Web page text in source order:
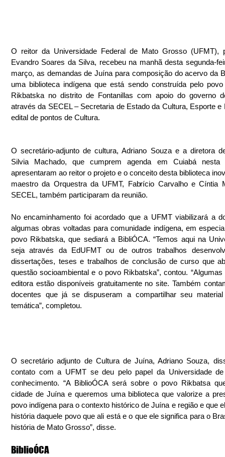
O reitor da Universidade Federal de Mato Grosso (UFMT),
Evandro Soares da Silva, recebeu na manhã desta segunda-
março, as demandas de Juína para composição do acervo da
uma biblioteca indígena que está sendo construída pelo povo
Rikbatska no distrito de Fontanillas com apoio do governo
através da SECEL – Secretaria de Estado da Cultura, Esporte e
edital de pontos de Cultura.
O secretário-adjunto de cultura, Adriano Souza e a diretora
Silvia Machado, que cumprem agenda em Cuiabá nesta
apresentaram ao reitor o projeto e o conceito desta biblioteca
maestro da Orquestra da UFMT, Fabrício Carvalho e Cíntia
SECEL, também participaram da reunião.
No encaminhamento foi acordado que a UFMT viabilizará a
algumas obras voltadas para comunidade indígena, em
povo Rikbatska, que sediará a BibliÓCA. “Temos aqui na
seja através da EdUFMT ou de outros trabalhos
dissertações, teses e trabalhos de conclusão de curso que
questão socioambiental e o povo Rikbatska”, contou. “Algumas
editora estão disponíveis gratuitamente no site. Também
docentes que já se dispuseram a compartilhar seu
temática”, completou.
O secretário adjunto de Cultura de Juína, Adriano Souza,
contato com a UFMT se deu pelo papel da Universidade de
conhecimento. “A BiblioÓCA será sobre o povo Rikbatsa
cidade de Juína e queremos uma biblioteca que valorize a
povo indígena para o contexto histórico de Juína e região e que
história daquele povo que ali está e o que ele significa para o
história de Mato Grosso”, disse.
BiblioÓCA